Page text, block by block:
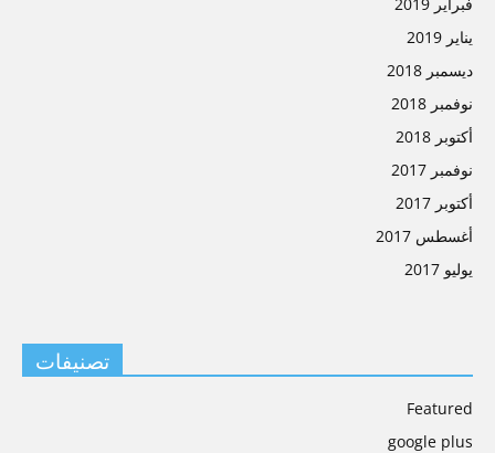
يناير 2019
ديسمبر 2018
نوفمبر 2018
أكتوبر 2018
نوفمبر 2017
أكتوبر 2017
أغسطس 2017
يوليو 2017
تصنيفات
Featured
google plus